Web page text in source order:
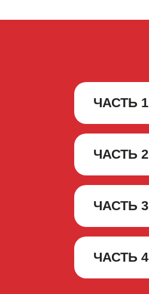
ЧАСТЬ 1
ЧАСТЬ 3
ЧАСТЬ 2
ЧАСТЬ 4